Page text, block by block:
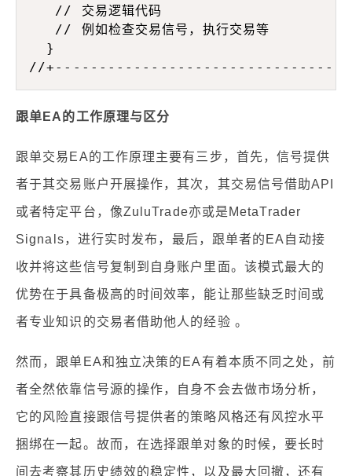
   // 交易逻辑代码
   // 例如检查交易信号，执行交易等
  }
跟单EA的工作原理与区分
跟单交易EA的工作原理主要有三步，首先，信号提供
者于其交易账户开展操作，其次，其交易信号借助API
或者特定平台，像ZuluTrade亦或是MetaTrader
Signals，进行实时发布，最后，跟单者的EA自动接
收并将这些信号复制到自身账户里面。该模式最大的
优势在于具备极高的时间效率，能让那些缺乏时间或
者专业知识的交易者借助他人的经验 。
然而，跟单EA和独立决策的EA有着本质不同之处，前
者全然依靠信号源的操作，自身不会去做市场分析，
它的风险直接跟信号提供者的策略风格还有风控水平
捆绑在一起。故而，在选择跟单对象的时候，要长时
间去考察其历史绩效的稳定性，以及最大回撤，还有